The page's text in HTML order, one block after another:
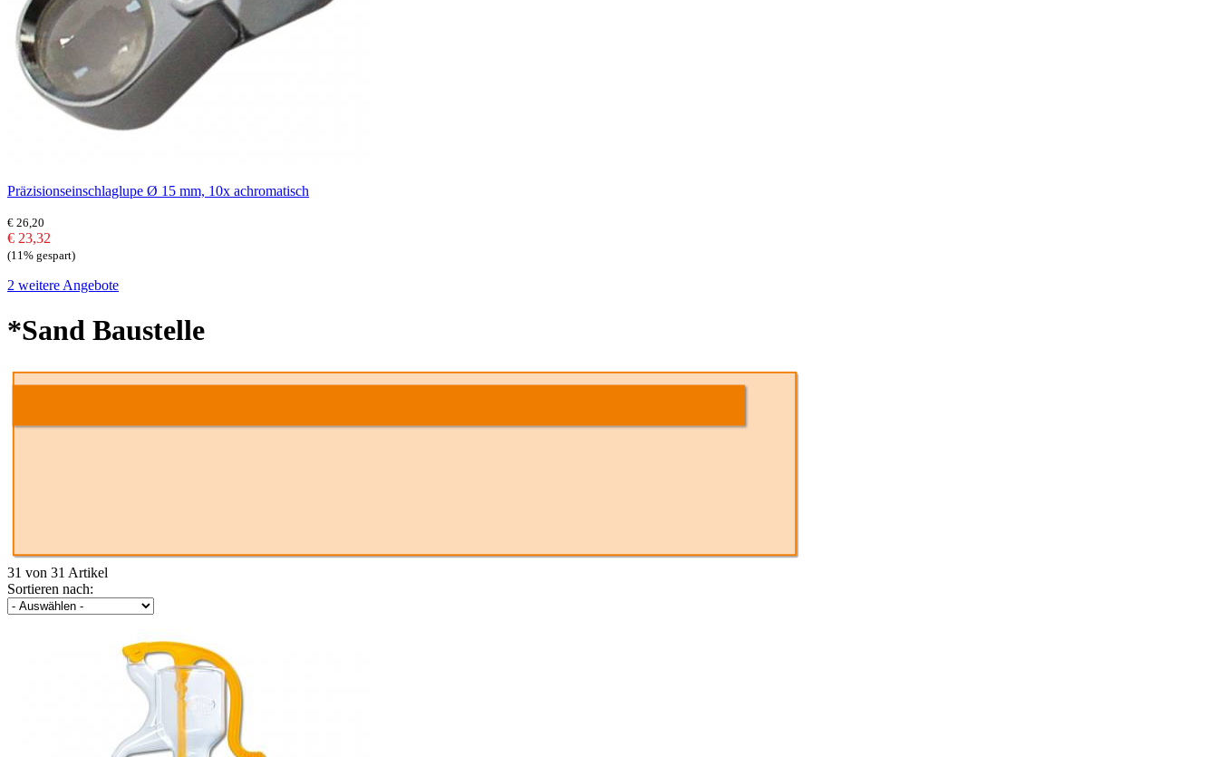
Präzisionseinschlaglupe Ø 15 mm, 10x achromatisch
€ 26,20
€ 23,32
(11% gespart)
2 weitere Angebote
*Sand Baustelle
31 von 31 Artikel
Sortieren nach: